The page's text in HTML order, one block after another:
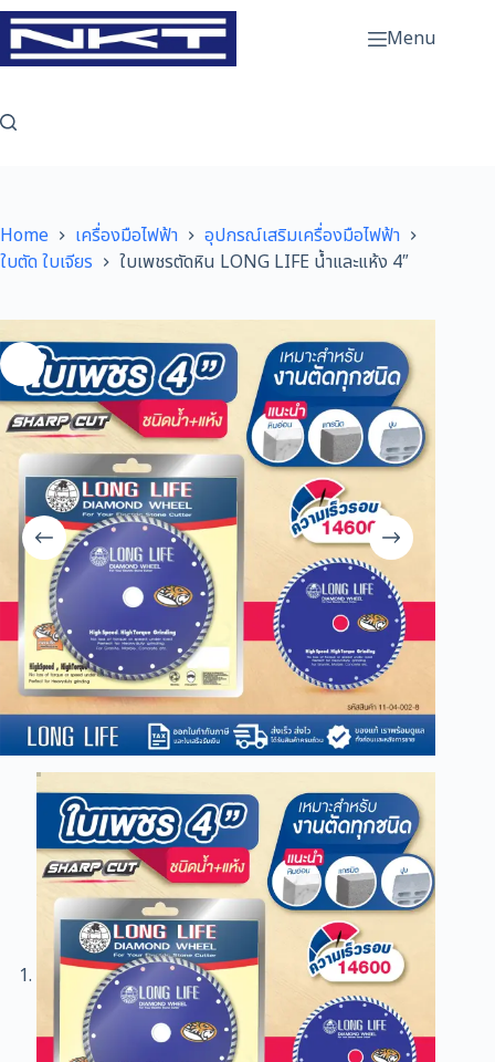
Skip
to
content
Menu
Home เครื่องมือไฟฟ้า
อุปกรณ์เสริมเครื่องมือไฟฟ้า
ใบตัด ใบเจียร
ใบเพชรตัดหิน LONG LIFE น้ำและแห้ง 4″